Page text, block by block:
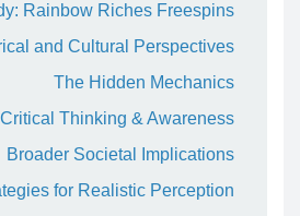
Rainbow Riches Freespins
and Cultural Perspectives
The Hidden Mechanics
Critical Thinking & Awareness
Broader Societal Implications
for Realistic Perception